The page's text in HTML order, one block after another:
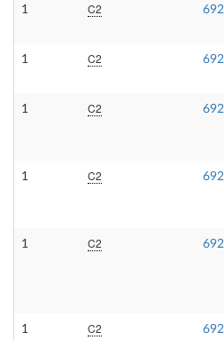
1 C2
1 C2
1 C2
1 C2
1 C2
1 C2